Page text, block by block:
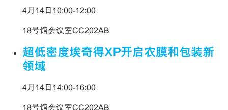
4月14日10:00-12:00
18号馆会议室CC202AB
超低密度埃奇得XP开启农膜和包装新
领域
4月14日14:00-16:00
18号馆会议室CC202AB